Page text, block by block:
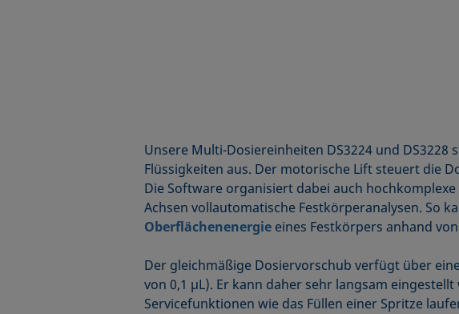
Unsere Multi-Dosiereinheiten DS3224 und
Flüssigkeiten aus. Der motorische Lift steuert die
Die Software organisiert dabei auch
Achsen vollautomatische Festkörperanalysen. So
Oberflächenenergieeines Festkörpers anhand
Der gleichmäßige Dosiervorschub verfügt über
von 0,1 µL). Er kann daher sehr langsam
Servicefunktionen wie das Füllen einer Spritze